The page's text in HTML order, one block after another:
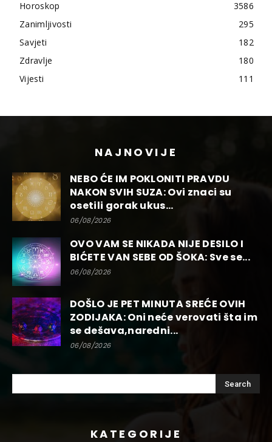
Horoskop
3586
Zanimljivosti
295
Savjeti
182
Zdravlje
180
Vijesti
111
NAJNOVIJE
NEBO ĆE IM POKLONITI PRAVDU
NAKON SVIH SUZA: Ovi znaci su
osetili gorak ukus...
06/08/2026
OVO VAM SE NIKADA NIJE DESILO I
BIĆETE VAN SEBE OD ŠOKA: Sve se...
06/08/2026
DOŠLO JE PET MINUTA SREĆE OVIH
ZODIJAKA: Oni neće verovati šta im
se dešava,naredni...
06/08/2026
KATEGORIJE